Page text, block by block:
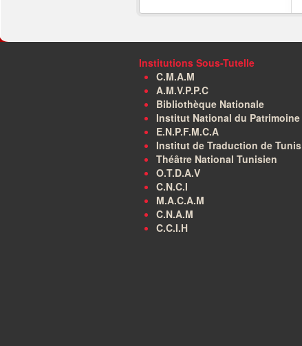
Institutions Sous-Tutelle
C.M.A.M
A.M.V.P.P.C
Bibliothèque Nationale
Institut National du Patrimoine
E.N.P.F.M.C.A
Institut de Traduction de Tunis
Théâtre National Tunisien
O.T.D.A.V
C.N.C.I
M.A.C.A.M
C.N.A.M
C.C.I.H